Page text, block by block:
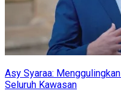
Asy Syaraa:
Seluruh Kawasan